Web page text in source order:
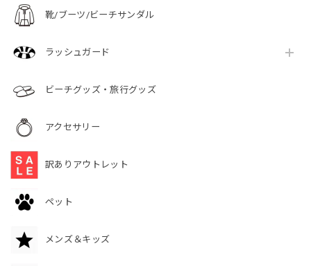
靴/ブーツ/ビーチサンダル
ラッシュガード
ビーチグッズ・旅行グッズ
アクセサリー
訳ありアウトレット
ペット
メンズ＆キッズ